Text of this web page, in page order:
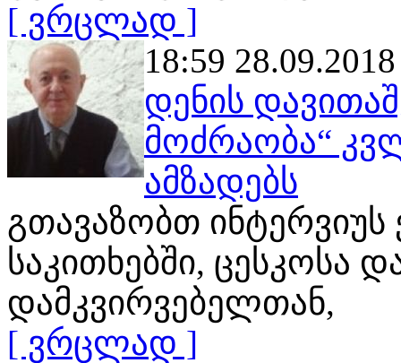
[ ვრცლად ]
18:59 28.09.2018
დენის
მოძრაობა“
ამზადებს
გთავაზობთ ინტერვიუს
საკითხებში, ცესკოსა
დამკვირვებელთან,
[ ვრცლად ]